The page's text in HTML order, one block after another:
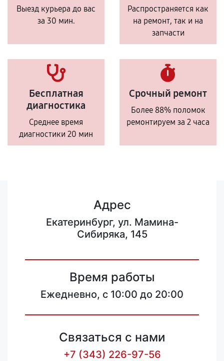
Выезд курьера до вас
за 30 мин.
Распространяется как
на ремонт, так и на
запчасти
Бесплатная
диагностика
Среднее время
диагностики 20 мин
Срочный ремонт
Более 88% поломок
ремонтируем за 2 часа
Адрес
Екатеринбург, ул. Мамина-
Сибиряка, 145
Время работы
Ежедневно, с 10:00 до 20:00
Связаться с нами
+7 (343) 226-97-56